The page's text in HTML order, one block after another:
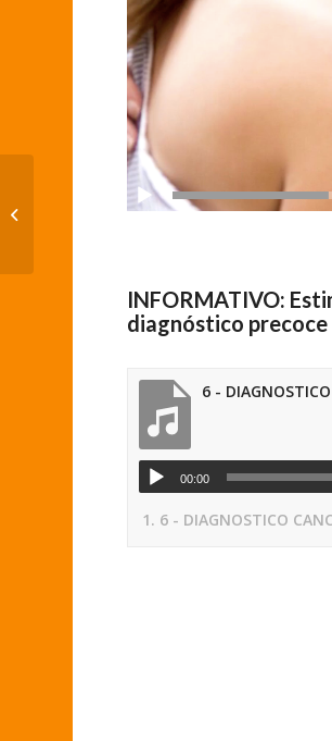
INFORMATIVO:
diagnóstico precoce
6 -
00:00
1. 6 - DIAGNOSTICO
(União Brasil) é eleito